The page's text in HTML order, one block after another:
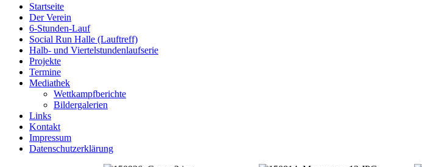
Startseite
Der Verein
6-Stunden-Lauf
Social Run Halle (Lauftreff)
Halb- und Viertelstundenlaufserie
Projekte
Termine
Mediathek
Wettkampfberichte
Bildergalerien
Links
Kontakt
Impressum
Datenschutzerklärung